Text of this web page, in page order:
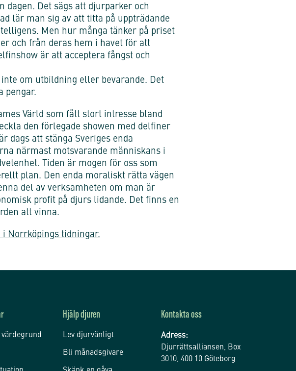
Det sägs att djurparker och
lär man sig av att titta på uppträdande
Men hur många tänker på priset
och från deras hem i havet för att
är att acceptera fångst och
om utbildning eller bevarande. Det
pengar.
Värld som fått stort intresse bland
den förlegade showen med delfiner
dags att stänga Sveriges enda
närmast motsvarande människans i
Tiden är mogen för oss som
plan. Den enda moraliskt rätta vägen
del av verksamheten om man är
profit på djurs lidande. Det finns en
att vinna.
Norrköpings tidningar.
värdegrund
Hjälp djuren
Lev djurvänligt
Bli månadsgivare
Kontakta oss
Adress:
Djurrättsalliansen, Box
3010, 400 10 Göteborg